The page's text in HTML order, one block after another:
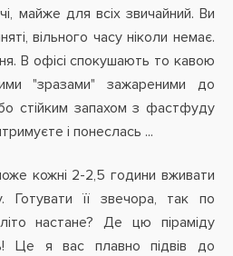
майже для всіх звичайний. Ви
вільного часу ніколи немає.
В офісі спокушають то кавою
"зразами" зажареними до
стійким запахом з фастфуду
і понеслась ...
кожні 2-2,5 години вживати
Готувати її звечора, так по
настане? Де цю піраміду
Це я вас плавно підвів до